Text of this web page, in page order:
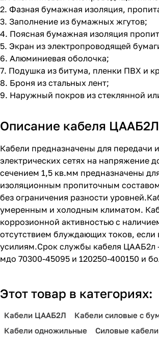
2. Фазная бумажная изоляция,
3. Заполнение из бумажных жгутов;
4. Поясная бумажная изоляция
5. Экран из электропроводящей
6. Алюминиевая оболочка;
7. Подушка из битума, пленки ПВХ и
8. Броня из стальных лент;
9. Наружный покров из стеклянной
Описание кабеля ЦААБ2Л
Кабели предназначены для передачи
электрических сетях на напряжение
сечением 1,5 кв.мм предназначены
изоляционным пропиточным
без ограничения разности
умеренным и холодным климатом.
коррозионной активностью с
отсутствием блуждающих токов, если
усилиям.Срок службы кабеля ЦААБ2л
мдо 70300-45095 и 120250-400150 и
Этот товар в категориях:
Кабели ЦААБ2Л Кабели силовые с
Кабели одножильные
Силовые